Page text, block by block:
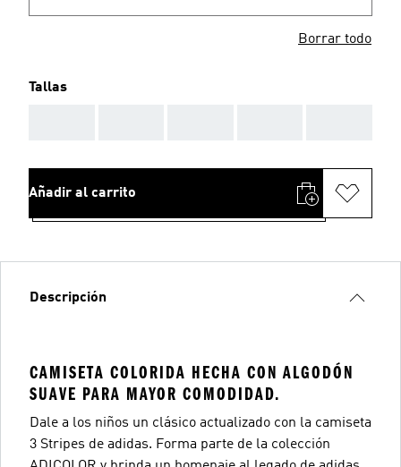
Borrar todo
Tallas
Añadir al carrito
Descripción
CAMISETA COLORIDA HECHA CON ALGODÓN
SUAVE PARA MAYOR COMODIDAD.
Dale a los niños un clásico actualizado con la camiseta
3 Stripes de adidas. Forma parte de la colección